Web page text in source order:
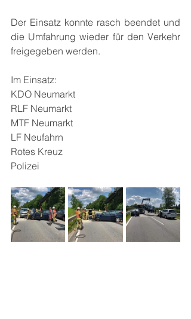
Der Einsatz konnte rasch beendet und
die Umfahrung wieder für den Verkehr
freigegeben werden.
Im Einsatz:
KDO Neumarkt
RLF Neumarkt
MTF Neumarkt
LF Neufahrn
Rotes Kreuz
Polizei